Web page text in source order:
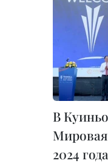
В
2024 года